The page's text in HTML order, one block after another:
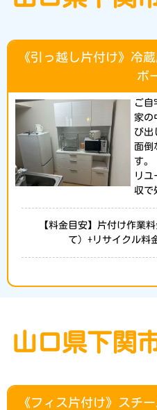
《引っ越し片付け》冷
ボ
ご自
家の
び出
面倒
す。
リユ
収で
【料金目安】片付け作業
て）+リサイクル料
山口県下関
《フィス片付け》スチ